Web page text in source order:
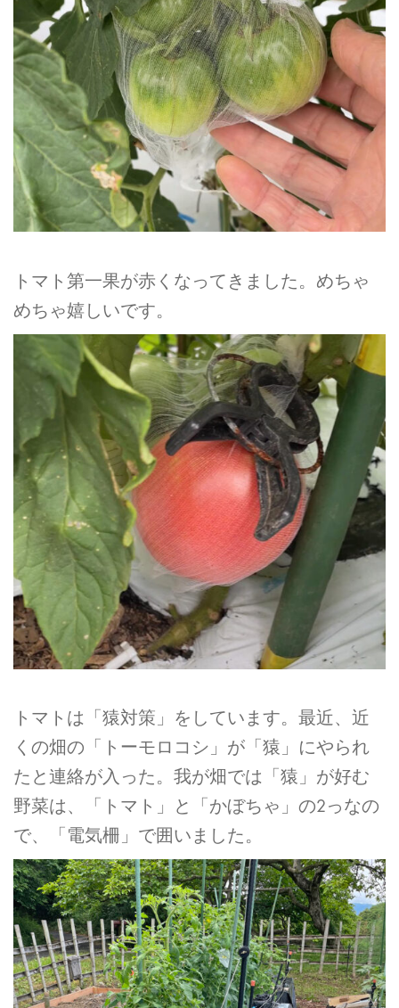
トマト第一果が赤くなってきました。めちゃ
めちゃ嬉しいです。
トマトは「猿対策」をしています。最近、近
くの畑の「トーモロコシ」が「猿」にやられ
たと連絡が入った。我が畑では「猿」が好む
野菜は、「トマト」と「かぼちゃ」の2っなの
で、「電気柵」で囲いました。